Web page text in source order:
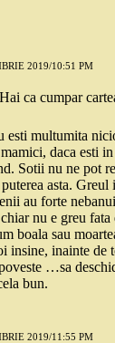
2019/10:51 PM
ca cumpar
esti multumita
daca esti
Sotii nu ne pot
asta. Greul
au forte
nu e greu fata
boala sau
insine, inainte de
…sa
bun.
2019/11:55 PM